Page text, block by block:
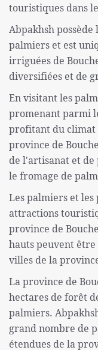
touristiques dans
Abpakhsh
palmiers et est
irriguées de
diversifiées et de
En visitant les
promenant parmi
profitant du
province de
de l'artisanat et de
le fromage de
Les palmiers et
attractions
province de
hauts peuvent être
villes de la
La province de
hectares de forêt
palmiers.
grand nombre de
étendues de la